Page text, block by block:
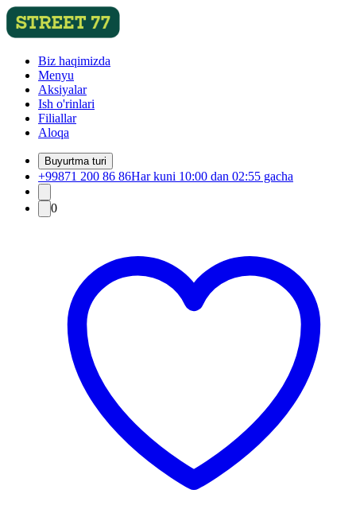
Biz haqimizda
Menyu
Aksiyalar
Ish o'rinlari
Filiallar
Aloqa
Buyurtma turi
+99871 200 86 86Har kuni 10:00 dan 02:55 gacha
0